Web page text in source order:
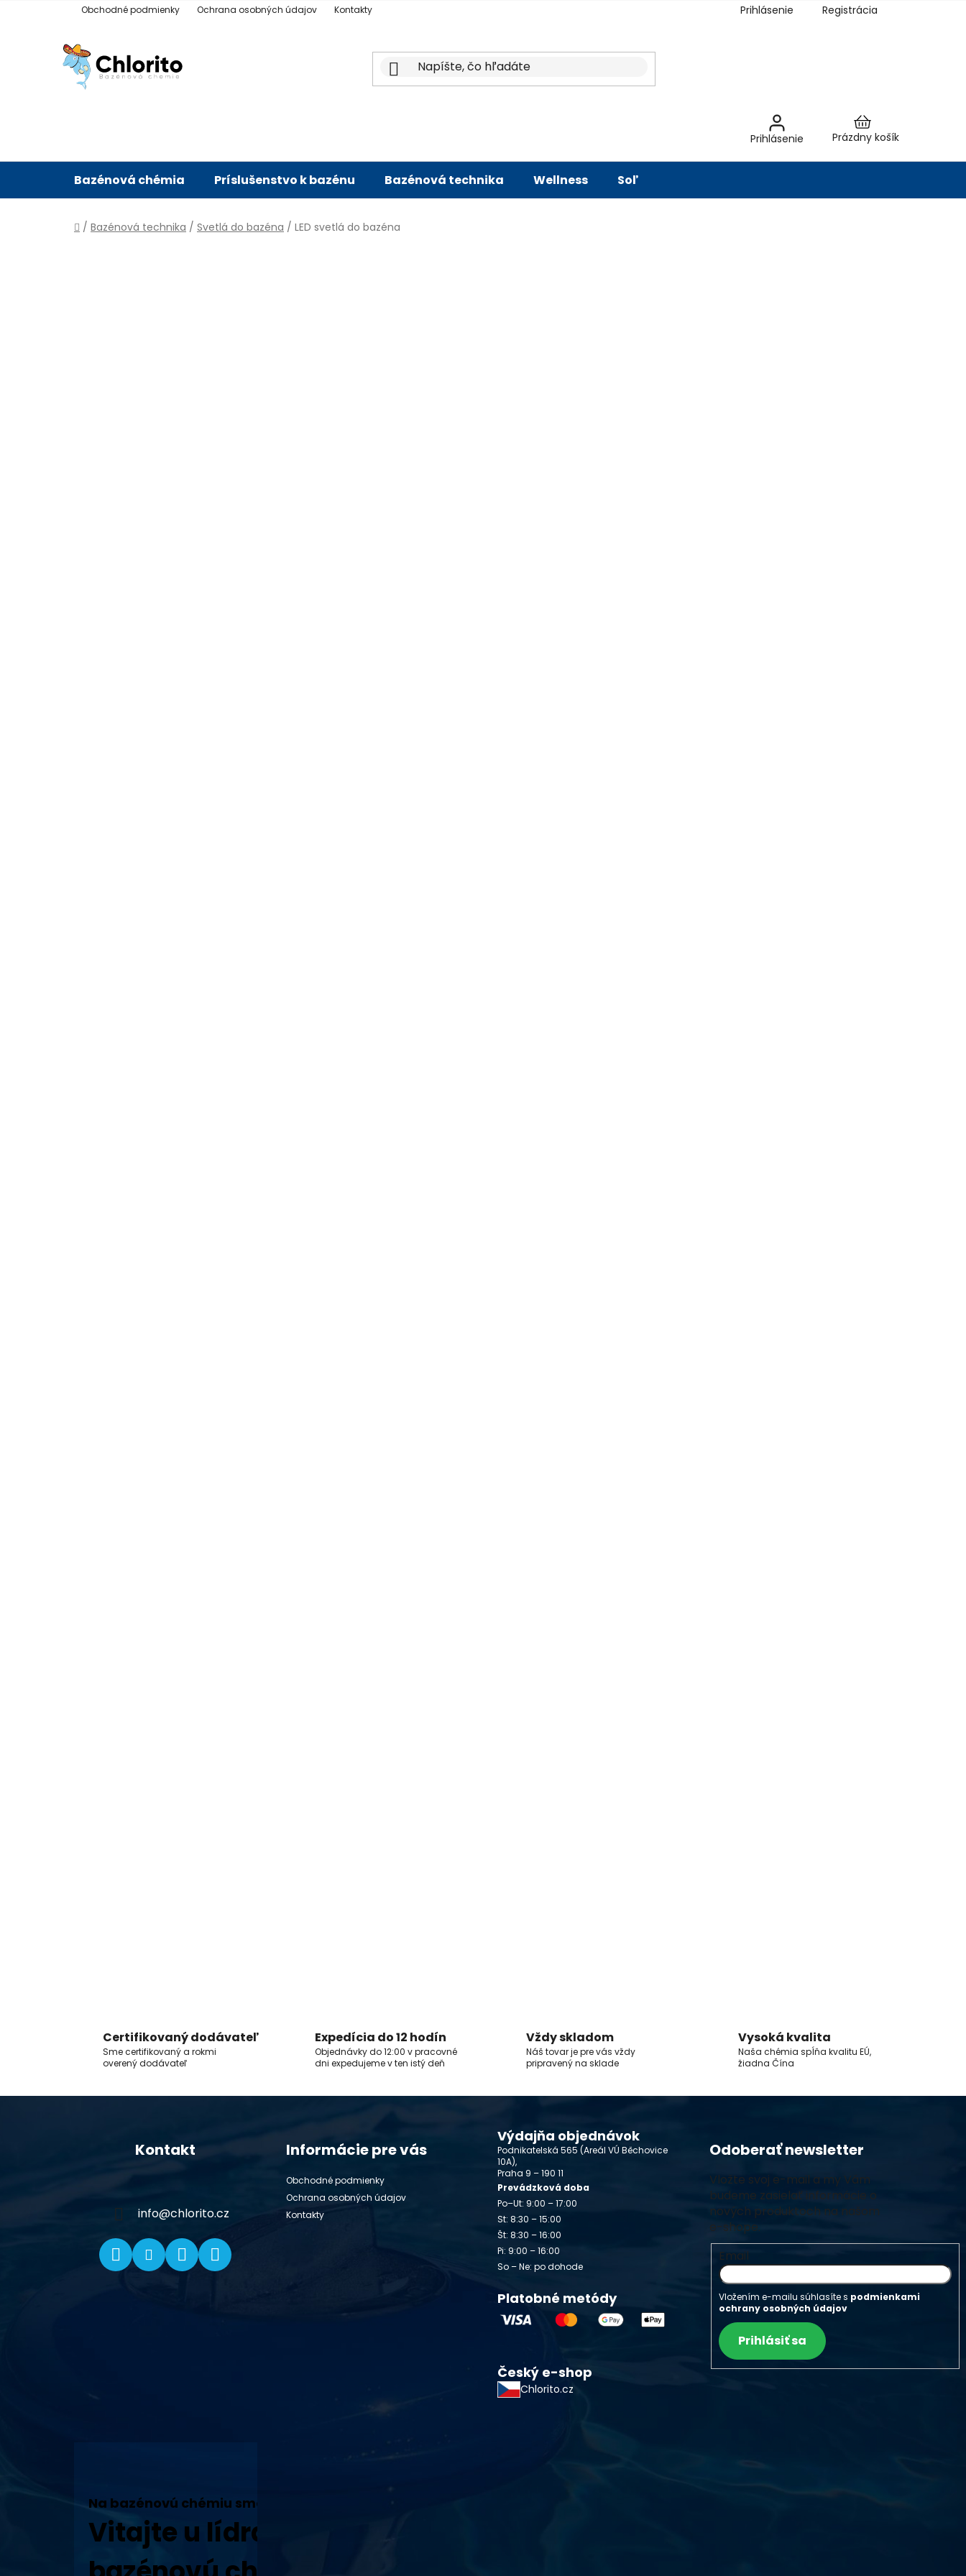
Obchodné podmienky Ochrana osobných údajov Kontakty Prihlásenie Registrácia
Prihlásenie
Nákupný
Prázdny košík
Bazénová chémia Príslušenstvo k bazénu Bazénová technika Wellness Soľ
Domov
/ Bazénová technika / Svetlá do bazéna / LED svetlá do bazéna
Certifikovaný dodávateľ
Sme certifikovaný a rokmi
overený dodávateľ
Expedícia do 12 hodín
Objednávky do 12:00 v pracovné
dni expedujeme v ten istý deň
Vždy skladom
Náš tovar je pre vás vždy
pripravený na sklade
Vysoká kvalita
Naša chémia spĺňa kvalitu EÚ,
žiadna Čína
Kontakt
info@chlorito.cz
Informácie pre vás
Obchodné podmienky
Ochrana osobných údajov
Kontakty
Výdajňa objednávok
Podnikatelská 565 (Areál VÚ Běchovice
10A),
Praha 9 – 190 11
Prevádzková doba
Po–Ut: 9:00 – 17:00
St: 8:30 – 15:00
Št: 8:30 – 16:00
Pi: 9:00 – 16:00
So – Ne: po dohode
Platobné metódy
Český e-shop
Chlorito.cz
Odoberať newsletter
Vložte svoj e-mail a my Vám
budeme zasielať informácie o
nových produktoch na našom
e-shope.
Email
Vložením e-mailu súhlasíte s podmienkami
ochrany osobných údajov
Prihlásiť sa
Na bazénovú chémiu sme tu my!
Vitajte u lídra v starostlivosti o vodu a